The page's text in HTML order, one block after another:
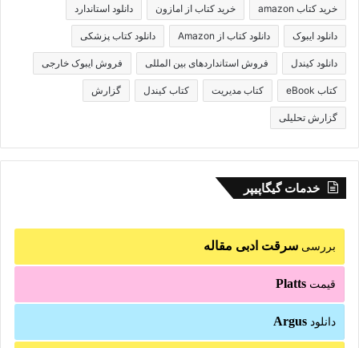
خرید کتاب amazon خرید کتاب از امازون دانلود استاندارد
دانلود ایبوک دانلود کتاب از Amazon دانلود کتاب پزشکی
دانلود کیندل فروش استانداردهای بین المللی فروش ایبوک خارجی
کتاب eBook کتاب مدیریت کتاب کیندل گزارش
گزارش تحلیلی
خدمات گیگاپیپر
بررسی سرقت ادبی مقاله
قیمت Platts
دانلود Argus